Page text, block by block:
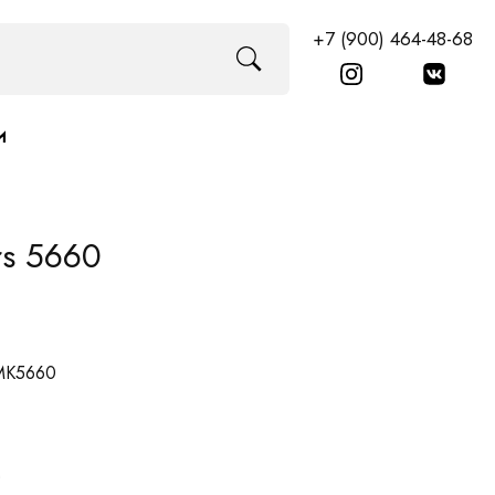
+7 (900) 464-48-68
5660